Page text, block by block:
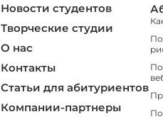
Новости студентов
Творческие студии
О нас
Контакты
Статьи для абитуриентов
Компании-партнеры